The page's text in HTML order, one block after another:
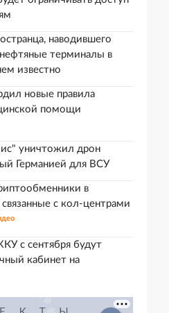
наводившего
терминалы в
известно
новые правила
помощи
уничтожил дрон
Германией для ВСУ
в
с кол-центрами
с сентября будут
кабинет на